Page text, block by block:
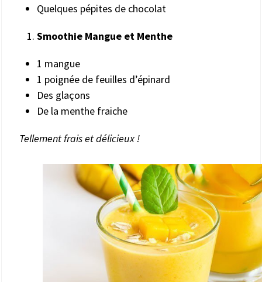
Quelques pépites de chocolat
Smoothie Mangue et Menthe
1 mangue
1 poignée de feuilles d’épinard
Des glaçons
De la menthe fraiche
Tellement frais et délicieux !